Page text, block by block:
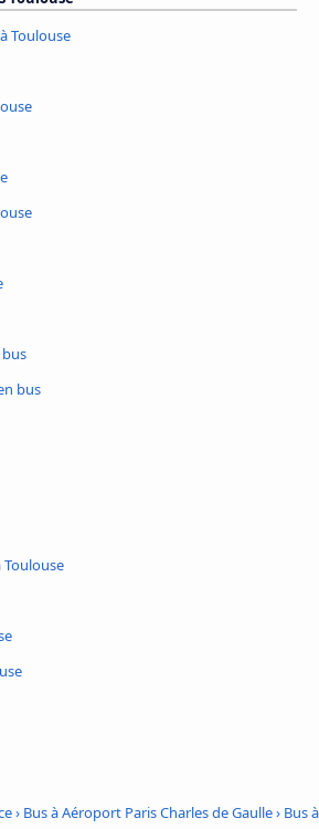
Toulouse
bus
Toulouse
› Bus à Aéroport Paris Charles de Gaulle› Bus à